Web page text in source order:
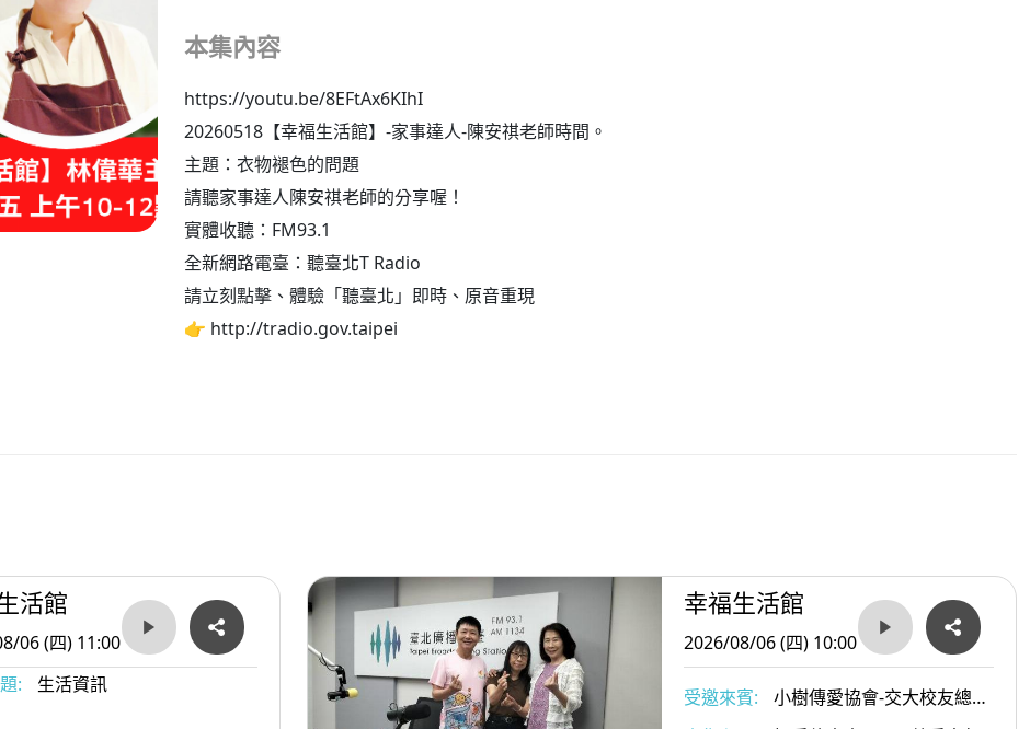
本集內容
https://youtu.be/8EFtAx6KIhI
20260518【幸福生活館】-家事達人-陳安祺老師時間。
主題：衣物褪色的問題
請聽家事達人陳安祺老師的分享喔！
實體收聽：FM93.1
全新網路電臺：聽臺北T Radio
請立刻點擊、體驗「聽臺北」即時、原音重現
👉 http://tradio.gov.taipei
活館
06 (四) 11:00
:
生活資訊
幸福生活館
2026/08/06 (四) 10:00
受邀來賓:
小樹傳愛協會-交大校友總會